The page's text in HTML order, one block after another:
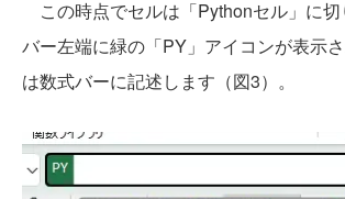
この時点でセルは「Pythonセル」に
バー左端に緑の「PY」アイコンが表示
は数式バーに記述します（図3）。